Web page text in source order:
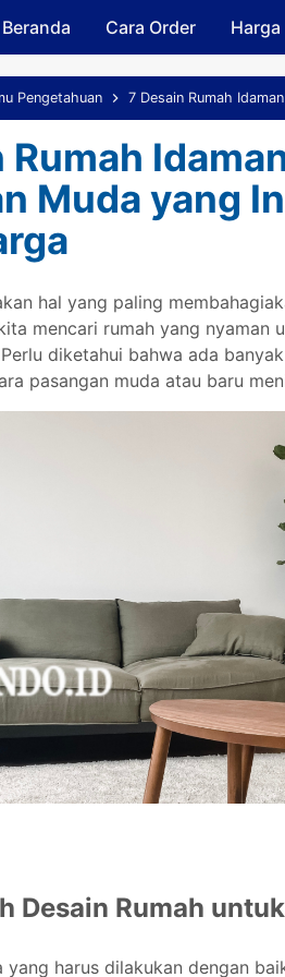
Beranda Cara Order Harga
Pengetahuan 7 Desain Rumah Idaman
Rumah
Muda yang
hal yang paling
mencari rumah yang nyaman
diketahui bahwa ada
pasangan muda atau baru
Desain Rumah
yang harus dilakukan dengan